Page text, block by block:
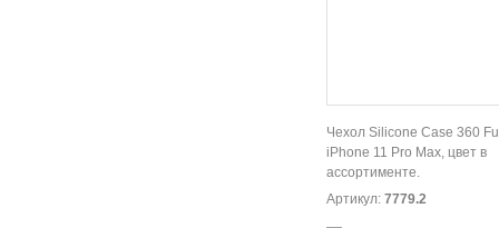
Чехол Silicone Case 360
iPhone 11 Pro Max, цвет в
ассортименте.
Артикул: 7779.2